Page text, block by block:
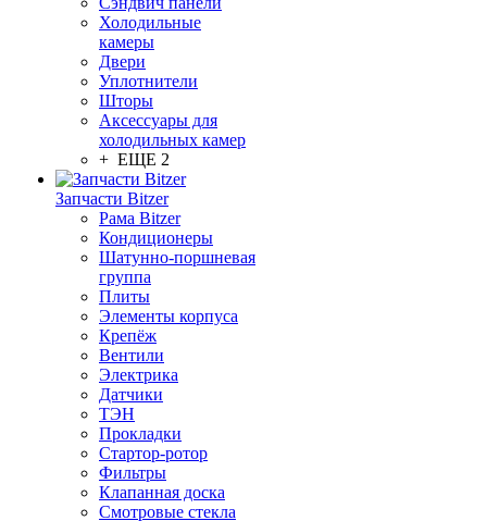
Холодильные
камеры
Двери
Уплотнители
Шторы
Аксессуары для
холодильных камер
+ ЕЩЕ 2
Запчасти Bitzer
Рама Bitzer
Кондиционеры
Шатунно-поршневая
группа
Плиты
Элементы корпуса
Крепёж
Вентили
Электрика
Датчики
ТЭН
Прокладки
Стартор-ротор
Фильтры
Клапанная доска
Смотровые стекла